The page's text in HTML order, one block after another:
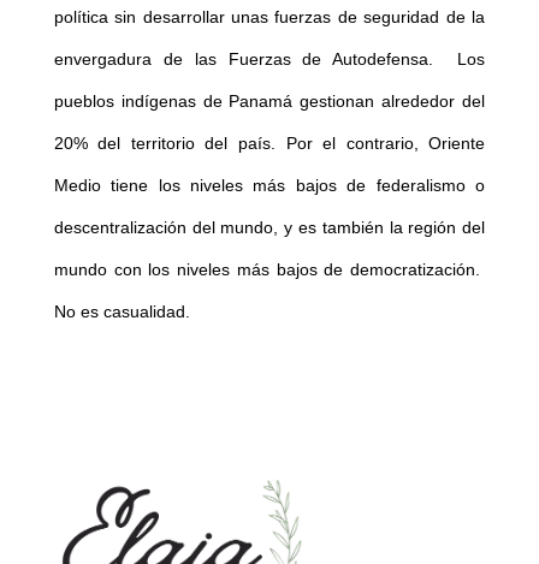
política sin desarrollar unas fuerzas de seguridad de la
envergadura de las Fuerzas de Autodefensa. Los
pueblos indígenas de Panamá gestionan alrededor del
20% del territorio del país. Por el contrario, Oriente
Medio tiene los niveles más bajos de federalismo o
descentralización del mundo, y es también la región del
mundo con los niveles más bajos de democratización.
No es casualidad.